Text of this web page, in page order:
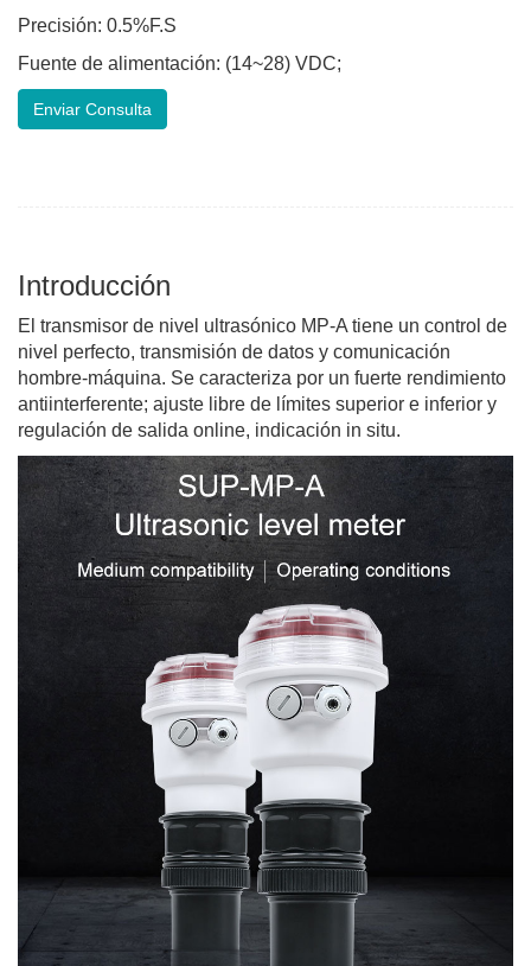
Precisión: 0.5%F.S
Fuente de alimentación: (14~28) VDC;
Enviar Consulta
Introducción
El transmisor de nivel ultrasónico MP-A tiene un control de
nivel perfecto, transmisión de datos y comunicación
hombre-máquina. Se caracteriza por un fuerte rendimiento
antiinterferente; ajuste libre de límites superior e inferior y
regulación de salida online, indicación in situ.